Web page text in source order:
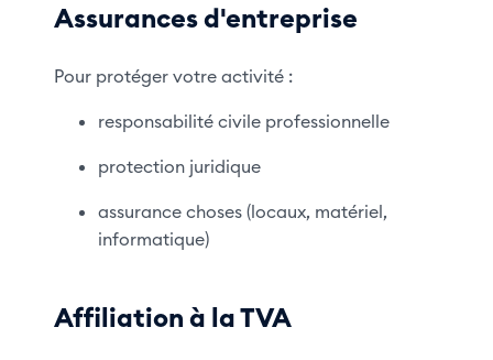
Assurances d'entreprise
Pour protéger votre activité :
responsabilité civile professionnelle
protection juridique
assurance choses (locaux, matériel,
informatique)
Affiliation à la TVA